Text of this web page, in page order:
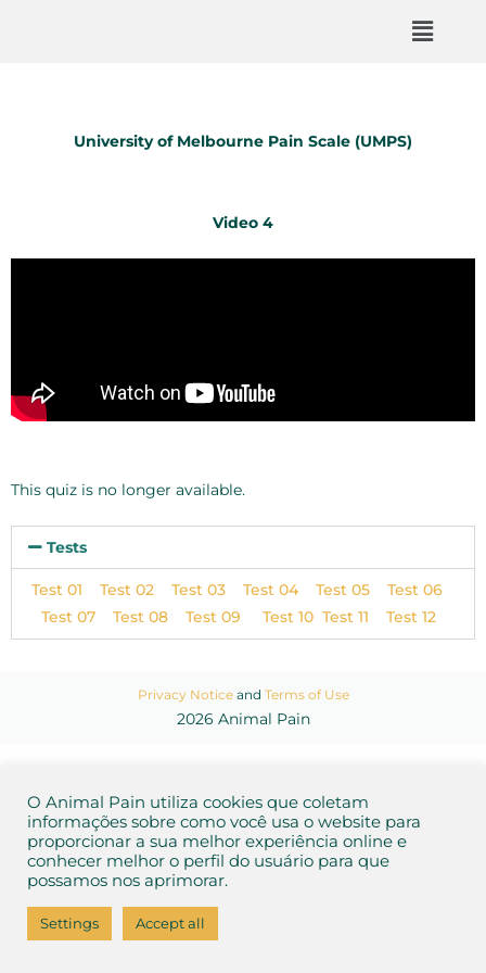
University of Melbourne Pain Scale (UMPS)
Video 4
This quiz is no longer available.
Tests
Test 01 Test 02 Test 03 Test 04 Test 05
Test 06
Test 07
Test 08 Test 09 Test 10 Test 11 Test 12
Privacy Noticeand Terms of Use
2026 Animal Pain
O Animal Pain utiliza cookies que coletam
informações sobre como você usa o website para
proporcionar a sua melhor experiência online e
conhecer melhor o perfil do usuário para que
possamos nos aprimorar.
Settings Accept all